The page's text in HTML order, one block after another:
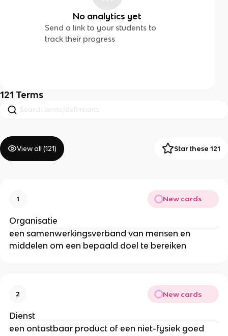
No analytics yet
Send a link to your students to
track their progress
121 Terms
View all (121) Star these 121
1 New cards
Organisatie
een samenwerkingsverband van mensen en
middelen om een bepaald doel te bereiken
2 New cards
Dienst
een ontastbaar product of een niet-fysiek goed